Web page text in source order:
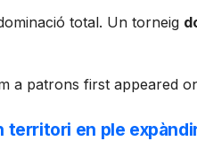
total. Un torneig
a patrons first appeared
territori en ple